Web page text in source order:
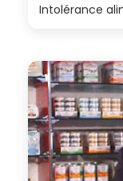
Intolérance